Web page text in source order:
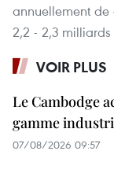
annuellement
2,2 - 2,3
VOIR PLUS
Le Cambodge
gamme
07/08/2026 09:57